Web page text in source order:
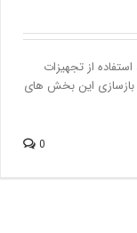
از تجهیزات
این بخش های